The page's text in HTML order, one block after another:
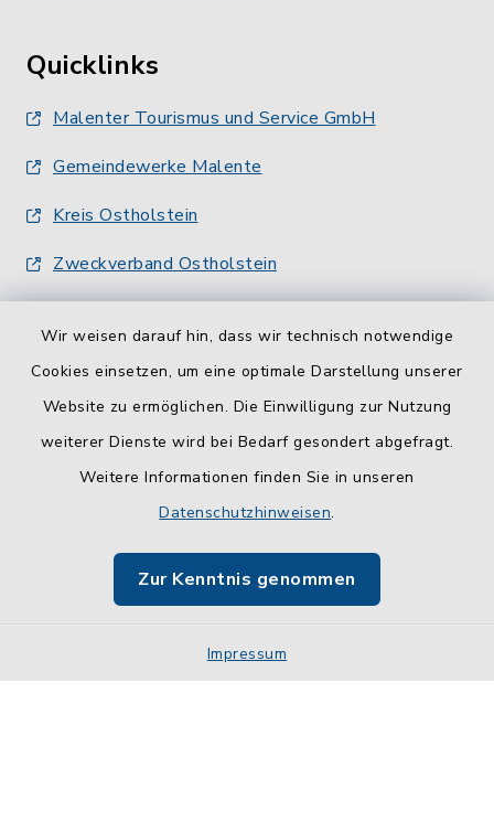
Wir weisen darauf hin, dass wir technisch notwendige
Cookies einsetzen, um eine optimale Darstellung unserer
Website zu ermöglichen. Die Einwilligung zur Nutzung
weiterer Dienste wird bei Bedarf gesondert abgefragt.
Weitere Informationen finden Sie in unseren
Datenschutzhinweisen.
Zur Kenntnis genommen
Impressum
Quicklinks
Malenter Tourismus und Service GmbH
Gemeindewerke Malente
Kreis Ostholstein
Zweckverband Ostholstein
Barrierefreiheit
Sitemap